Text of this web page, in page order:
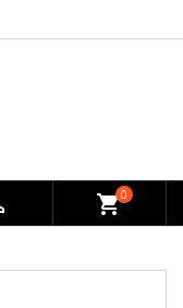
shopping_cart0